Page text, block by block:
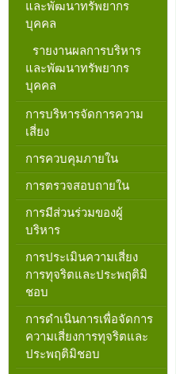
และพัฒนาทรัพยากร
บุคคล
รายงานผลการบริหาร
และพัฒนาทรัพยากร
บุคคล
การบริหารจัดการความ
เสี่ยง
การควบคุมภายใน
การตรวจสอบถายใน
การมีส่วนร่วมของผู้
บริหาร
การประเมินความเสี่ยง
การทุจริตและประพฤติมิ
ชอบ
การดำเนินการเพื่อจัดการ
ความเสี่ยงการทุจริตและ
ประพฤติมิชอบ